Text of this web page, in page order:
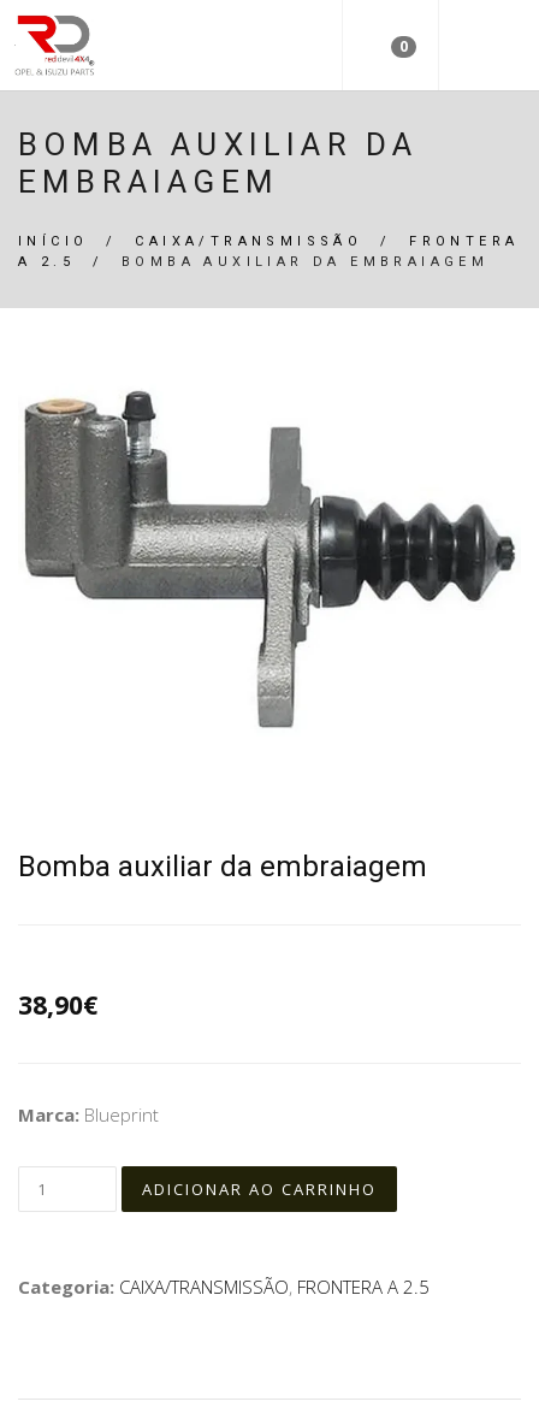
0
BOMBA AUXILIAR DA
EMBRAIAGEM
INÍCIO / CAIXA/TRANSMISSÃO / FRONTERA
A 2.5
/ BOMBA AUXILIAR DA EMBRAIAGEM
Bomba auxiliar da embraiagem
38,90€
Marca: Blueprint
Categoria: CAIXA/TRANSMISSÃO, FRONTERA A 2.5